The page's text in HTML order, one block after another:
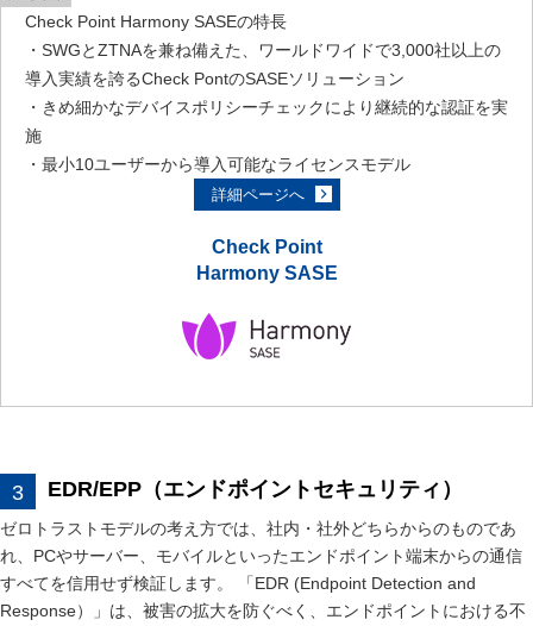
Check Point Harmony SASEの特長
・SWGとZTNAを兼ね備えた、ワールドワイドで3,000社以上の
導入実績を誇るCheck PontのSASEソリューション
・きめ細かなデバイスポリシーチェックにより継続的な認証を実
施
・最小10ユーザーから導入可能なライセンスモデル
詳細ページへ
Check Point
Harmony SASE
EDR/EPP（エンドポイントセキュリティ）
ゼロトラストモデルの考え方では、社内・社外どちらからのものであ
れ、PCやサーバー、モバイルといったエンドポイント端末からの通信
すべてを信用せず検証します。 「EDR (Endpoint Detection and
Response）」は、被害の拡大を防ぐべく、エンドポイントにおける不